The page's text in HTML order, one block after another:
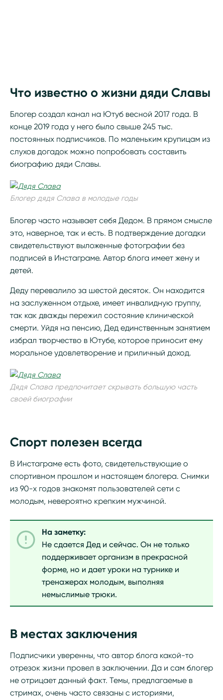
Что известно о жизни дяди Славы
Блогер создал канал на Ютуб весной 2017 года. В
конце 2019 года у него было свыше 245 тыс.
постоянных подписчиков. По маленьким крупицам из
слухов догадок можно попробовать составить
биографию дяди Славы.
Блогер дядя Слава в молодые годы
Блогер часто называет себя Дедом. В прямом смысле
это, наверное, так и есть. В подтверждение догадки
свидетельствуют выложенные фотографии без
подписей в Инстаграме. Автор блога имеет жену и
детей.
Деду перевалило за шестой десяток. Он находится
на заслуженном отдыхе, имеет инвалидную группу,
так как дважды пережил состояние клинической
смерти. Уйдя на пенсию, Дед единственным занятием
избрал творчество в Ютубе, которое приносит ему
моральное удовлетворение и приличный доход.
Дядя Слава предпочитает скрывать большую часть
своей биографии
Спорт полезен всегда
В Инстаграме есть фото, свидетельствующие о
спортивном прошлом и настоящем блогера. Снимки
из 90-х годов знакомят пользователей сети с
молодым, невероятно крепким мужчиной.
На заметку:
Не сдается Дед и сейчас. Он не только
поддерживает организм в прекрасной
форме, но и дает уроки на турнике и
тренажерах молодым, выполняя
немыслимые трюки.
В местах заключения
Подписчики уверенны, что автор блога какой-то
отрезок жизни провел в заключении. Да и сам блогер
не отрицает данный факт. Темы, предлагаемые в
стримах, очень часто связаны с историями,